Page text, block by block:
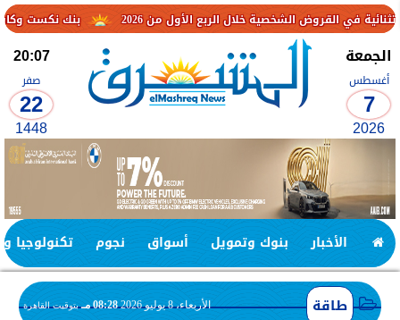
بنك نكست وكاف للتأمين يطلقان خلال الربع الأول من 2026
الجمعة
أغسطس
7
2026
20:07
صفر
22
1448
الأخبار بنوك وتمويل أسواق نجوم تكنولوجيا
طاقة الأربعاء، 8 يوليو 2026 08:28 مـ بتوقيت القاهرة